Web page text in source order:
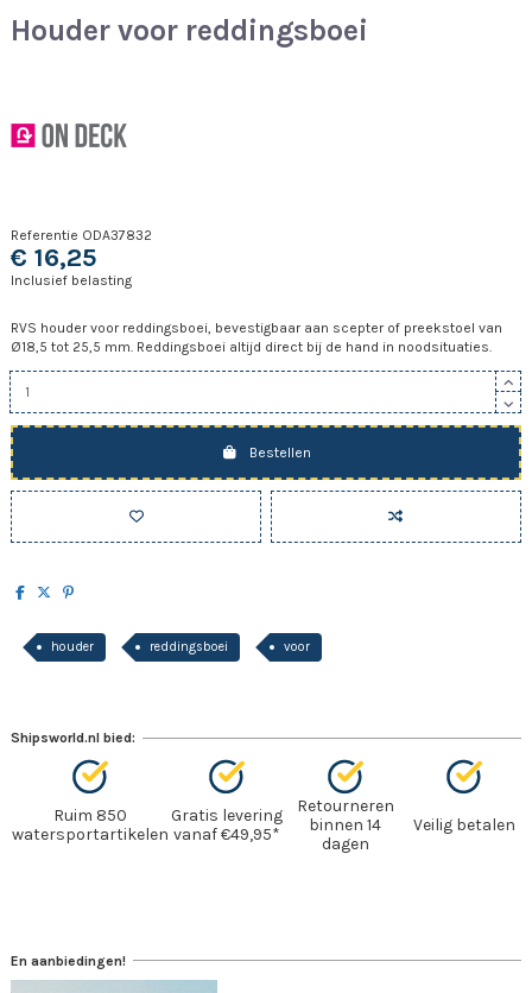
Houder voor reddingsboei
Referentie ODA37832
€ 16,25
Inclusief belasting
RVS houder voor reddingsboei, bevestigbaar aan scepter of preekstoel van
Ø18,5 tot 25,5 mm. Reddingsboei altijd direct bij de hand in noodsituaties.
Bestellen
houder reddingsboei voor
Shipsworld.nl bied:
Ruim 850
watersportartikelen
Gratis levering
vanaf €49,95*
Retourneren
binnen 14
dagen
Veilig betalen
En aanbiedingen!